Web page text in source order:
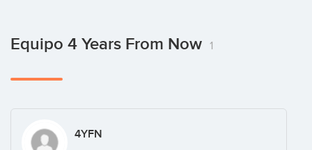
Equipo 4 Years From Now 1
4YFN